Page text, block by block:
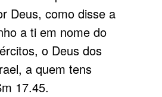
Deus, como disse a
a ti em nome do
o Deus dos
a quem tens
17.45.